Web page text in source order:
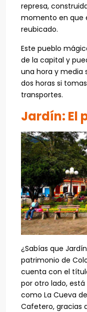
represa,
momento en que
reubicado.
Este pueblo
de la capital y
una hora y media
dos horas si
transportes.
Jardín: El
¿Sabías que
patrimonio de
cuenta con el
por otro lado,
como La Cueva
Cafetero, gracias